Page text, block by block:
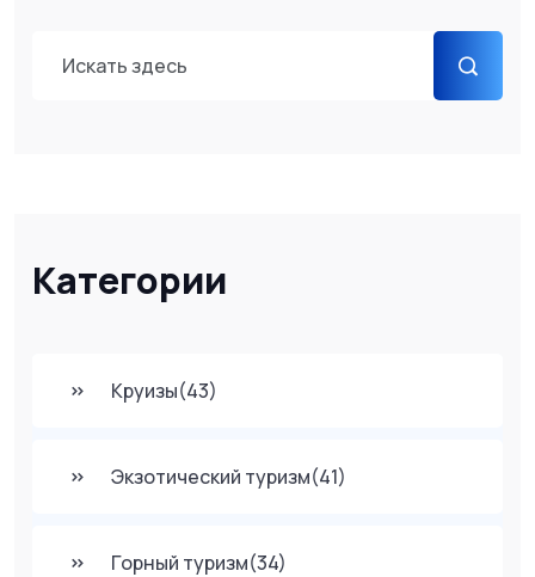
Категории
Круизы(43)
Экзотический туризм(41)
Горный туризм(34)